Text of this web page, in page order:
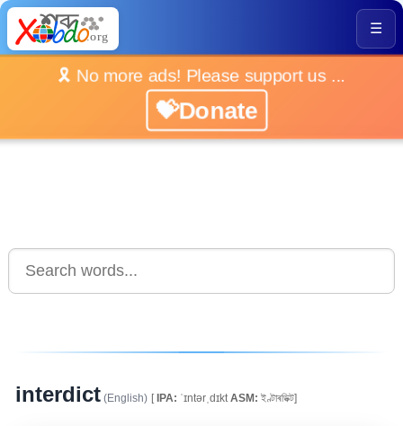
☰
🎗️ No more ads! Please support us ...
💝Donate
interdict (English) [IPA: ˈɪntərˌdɪktASM: ইণ্টাৰডিক্ট]